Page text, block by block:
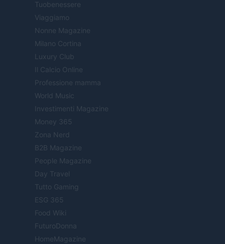
Tuobenessere
Viaggiamo
Nonne Magazine
Milano Cortina
Luxury Club
Il Calcio Online
Professione mamma
World Music
Investimenti Magazine
Money 365
Zona Nerd
B2B Magazine
People Magazine
Day Travel
Tutto Gaming
ESG 365
Food Wiki
FuturoDonna
HomeMagazine